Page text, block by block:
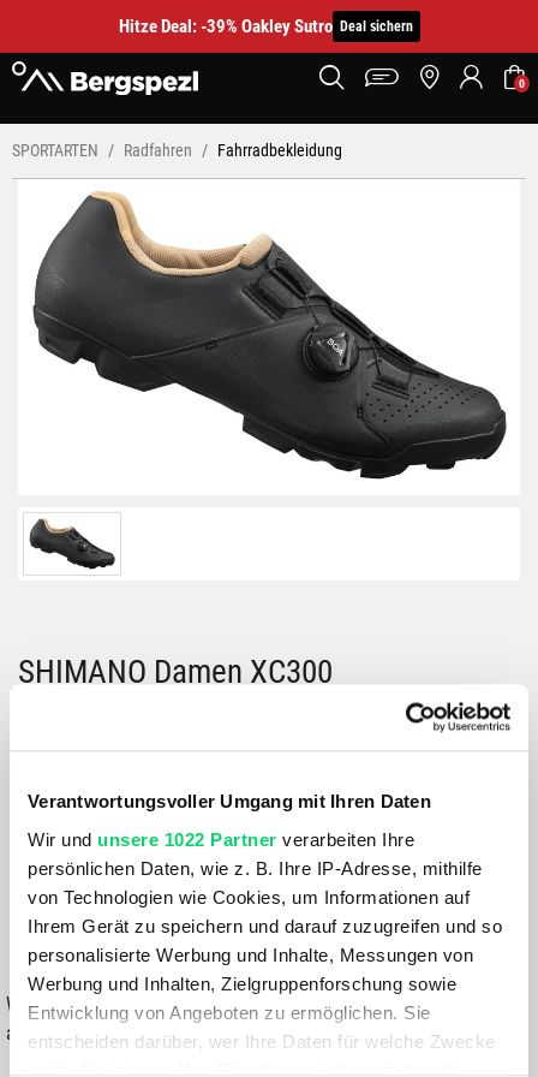
Verantwortungsvoller Umgang mit Ihren Daten
Wir und unsere 1022 Partner verarbeiten Ihre
persönlichen Daten, wie z. B. Ihre IP-Adresse, mithilfe
von Technologien wie Cookies, um Informationen auf
Ihrem Gerät zu speichern und darauf zuzugreifen und so
personalisierte Werbung und Inhalte, Messungen von
Werbung und Inhalten, Zielgruppenforschung sowie
Entwicklung von Angeboten zu ermöglichen. Sie
entscheiden darüber, wer Ihre Daten für welche Zwecke
Hitze Deal: -39% Oakley Sutro Deal sichern
0
SPORTARTEN Radfahren Fahrradbekleidung
SHIMANO Damen XC300
129,99 €
IN DEN WARENKORB
Wähle eine Variante aus, um die Verfügbarkeit in unseren Filialen
anzuzeigen